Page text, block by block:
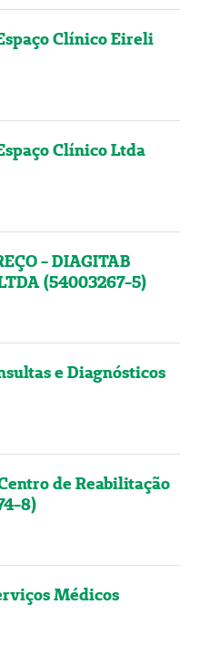
Clínico Eireli
Clínico Ltda
- DIAGITAB
(54003267-5)
e Diagnósticos
de Reabilitação
8)
Médicos